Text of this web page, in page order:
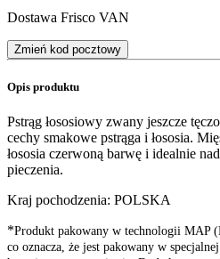
Dostawa Frisco VAN
Zmień kod pocztowy
Opis produktu
Pstrąg łososiowy zwany jeszcze
cechy smakowe pstrąga i łososia.
łososia czerwoną barwę i idealnie
pieczenia.
Kraj pochodzenia: POLSKA
*Produkt pakowany w technologii MAP
co oznacza, że jest pakowany w